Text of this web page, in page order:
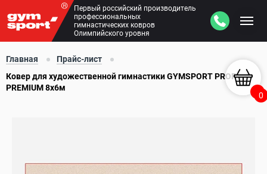
Первый российский производитель
профессиональных
гимнастических ковров
Олимпийского уровня
0
Главная
Прайс-лист
Ковер для художественной гимнастики GYMSPORT PROF
PREMIUM 8х6м